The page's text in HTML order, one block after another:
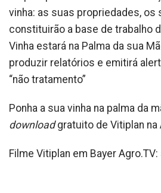
vinha: as suas propriedades, os
constituirão a base de trabalho
Vinha estará na Palma da sua
produzir relatórios e emitirá
“não tratamento”
Ponha a sua vinha na palma da
downloadgratuito de Vitiplan na
Filme Vitiplan em Bayer Agro.TV: